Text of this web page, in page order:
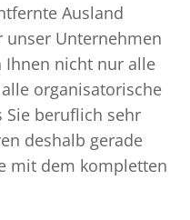
Ausland
unser Unternehmen
Ihnen nicht nur alle
organisatorische
Sie beruflich sehr
deshalb gerade
mit dem kompletten